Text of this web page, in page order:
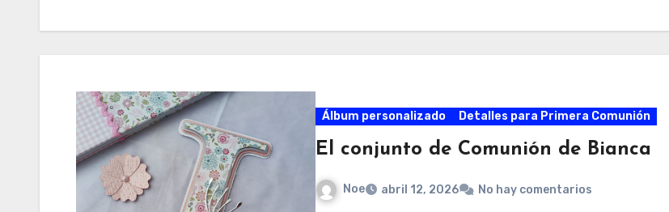
Álbum personalizado Detalles para Primera Comunión
El conjunto de Comunión de Bianca
Noe abril 12, 2026 No hay comentarios